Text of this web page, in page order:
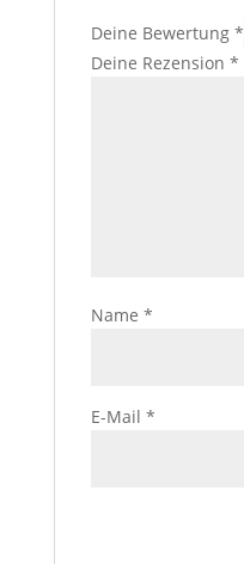
Deine Bewertung *
Deine Rezension *
Name *
E-Mail *